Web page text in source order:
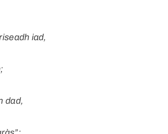
iad,
dad,